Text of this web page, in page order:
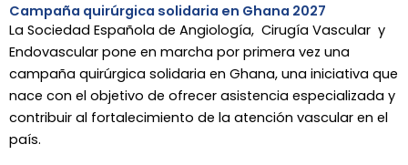
Campaña quirúrgica solidaria en Ghana 2027
La Sociedad Española de Angiología, Cirugía Vascular y
Endovascular pone en marcha por primera vez una
campaña quirúrgica solidaria en Ghana, una iniciativa que
nace con el objetivo de ofrecer asistencia especializada y
contribuir al fortalecimiento de la atención vascular en el
país.